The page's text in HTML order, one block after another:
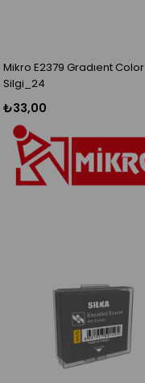
Mikro E2379 Gradıent Color
Silgi_24
₺33,00